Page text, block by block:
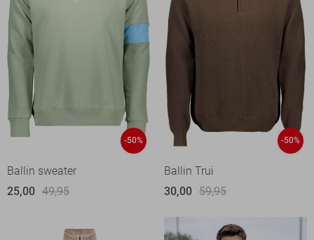
-50%
Ballin sweater
25,00 49,95
-50%
Ballin Trui
30,00 59,95